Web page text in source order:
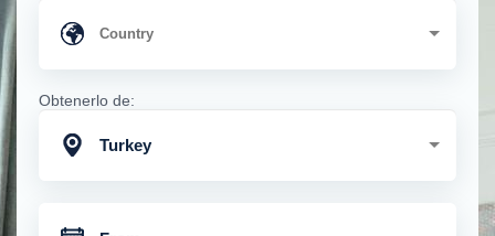
Obtenerlo de:
Turkey